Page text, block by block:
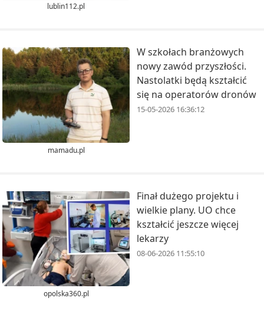
lublin112.pl
mamadu.pl
W szkołach branżowych
nowy zawód przyszłości.
Nastolatki będą kształcić
się na operatorów dronów
15-05-2026 16:36:12
opolska360.pl
Finał dużego projektu i
wielkie plany. UO chce
kształcić jeszcze więcej
lekarzy
08-06-2026 11:55:10